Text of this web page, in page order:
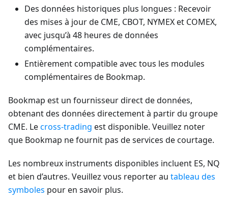
Des données historiques plus longues : Recevoir
des mises à jour de CME, CBOT, NYMEX et COMEX,
avec jusqu’à 48 heures de données
complémentaires.
Entièrement compatible avec tous les modules
complémentaires de Bookmap.
Bookmap est un fournisseur direct de données,
obtenant des données directement à partir du groupe
CME. Lecross-trading est disponible. Veuillez noter
que Bookmap ne fournit pas de services de courtage.
Les nombreux instruments disponibles incluent ES, NQ
et bien d’autres. Veuillez vous reporter au tableau des
symboles pour en savoir plus.